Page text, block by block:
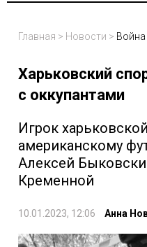
Главная > Новости > Война
Харьковский
с оккупантами
Игрок
американскому
Алексей
Кременной
10.01.2023, 12:06 Анна